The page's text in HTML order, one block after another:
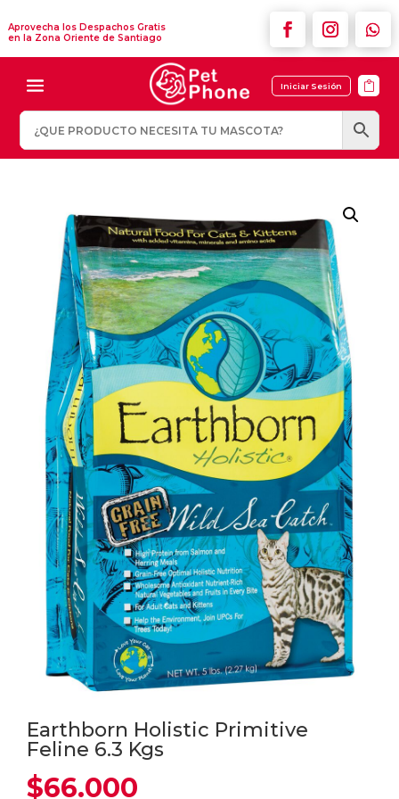
Aprovecha los Despachos Gratis
en la Zona Oriente de Santiago
Iniciar Sesión 
Earthborn Holistic Primitive
Feline 6.3 Kgs
$66.000